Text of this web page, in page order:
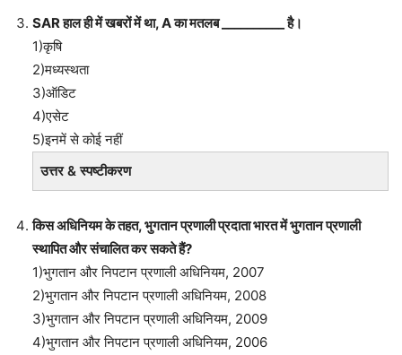
SAR हाल ही में खबरों में था, A का मतलब __________ है।
1)कृषि
2)मध्यस्थता
3)ऑडिट
4)एसेट
5)इनमें से कोई नहीं
उत्तर & स्पष्टीकरण
किस अधिनियम के तहत, भुगतान प्रणाली प्रदाता भारत में भुगतान प्रणाली
स्थापित और संचालित कर सकते हैं?
1)भुगतान और निपटान प्रणाली अधिनियम, 2007
2)भुगतान और निपटान प्रणाली अधिनियम, 2008
3)भुगतान और निपटान प्रणाली अधिनियम, 2009
4)भुगतान और निपटान प्रणाली अधिनियम, 2006